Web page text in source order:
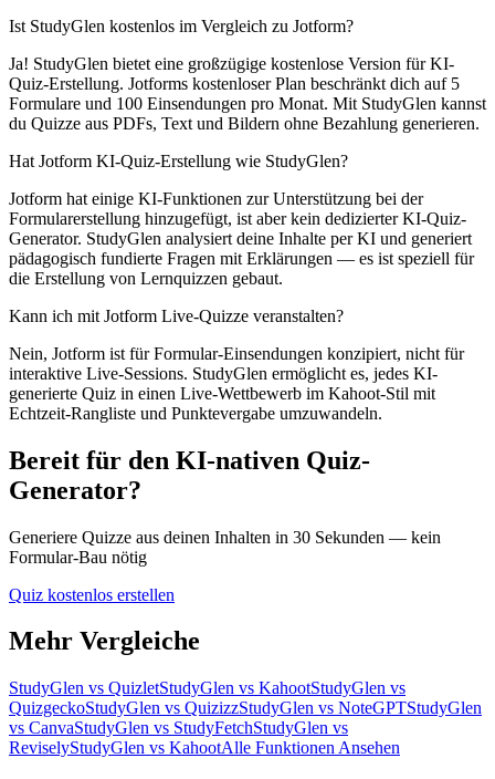
Ist StudyGlen kostenlos im Vergleich zu Jotform?
Ja! StudyGlen bietet eine großzügige kostenlose Version für KI-
Quiz-Erstellung. Jotforms kostenloser Plan beschränkt dich auf 5
Formulare und 100 Einsendungen pro Monat. Mit StudyGlen kannst
du Quizze aus PDFs, Text und Bildern ohne Bezahlung generieren.
Hat Jotform KI-Quiz-Erstellung wie StudyGlen?
Jotform hat einige KI-Funktionen zur Unterstützung bei der
Formularerstellung hinzugefügt, ist aber kein dedizierter KI-Quiz-
Generator. StudyGlen analysiert deine Inhalte per KI und generiert
pädagogisch fundierte Fragen mit Erklärungen — es ist speziell für
die Erstellung von Lernquizzen gebaut.
Kann ich mit Jotform Live-Quizze veranstalten?
Nein, Jotform ist für Formular-Einsendungen konzipiert, nicht für
interaktive Live-Sessions. StudyGlen ermöglicht es, jedes KI-
generierte Quiz in einen Live-Wettbewerb im Kahoot-Stil mit
Echtzeit-Rangliste und Punktevergabe umzuwandeln.
Bereit für den KI-nativen Quiz-
Generator?
Generiere Quizze aus deinen Inhalten in 30 Sekunden — kein
Formular-Bau nötig
Quiz kostenlos erstellen
Mehr Vergleiche
StudyGlen vs QuizletStudyGlen vs KahootStudyGlen vs
QuizgeckoStudyGlen vs QuizizzStudyGlen vs NoteGPTStudyGlen
vs CanvaStudyGlen vs StudyFetchStudyGlen vs
ReviselyStudyGlen vs KahootAlle Funktionen Ansehen